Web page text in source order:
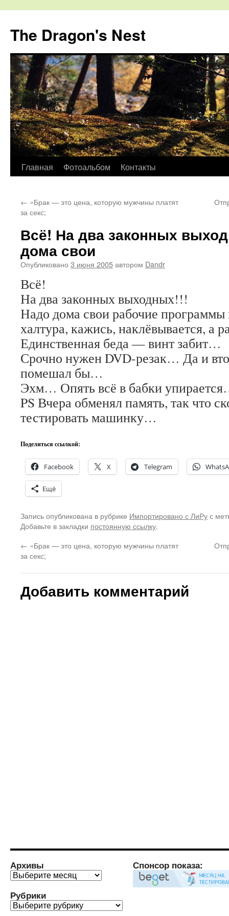
The Dragon's Nest
Перейти
содержимому
Главная Фотоальбом Контакты
← «Брак — это цена, которую мужчины платят
за секс;
Всё! На два законных
дома свои
Опубликовано 3 июня 2005автором Dandr
Всё!
На два законных выходных!!!
Надо дома свои рабочие программы
халтура, кажись, наклёвывается, а
Единственная беда — винт забит…
Срочно нужен DVD-резак… Да и
помешал бы…
Эхм… Опять всё в бабки
PS Вчера обменял память, так что
тестировать машинку…
Поделиться ссылкой:
Facebook X Telegram
Ещё
Запись опубликована в рубрике Импортировано с ЛиРус
Добавьте в закладки постоянную ссылку.
← «Брак — это цена, которую мужчины платят
за секс;
Добавить комментарий
Архивы
Архивы
Рубрики
Рубрики
Спонсор показа: